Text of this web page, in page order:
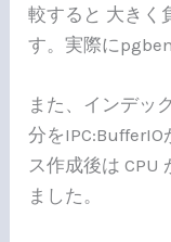
較すると 大きく
す。実際に
また、インデッ
分を
ス作成後は CPU
ました。